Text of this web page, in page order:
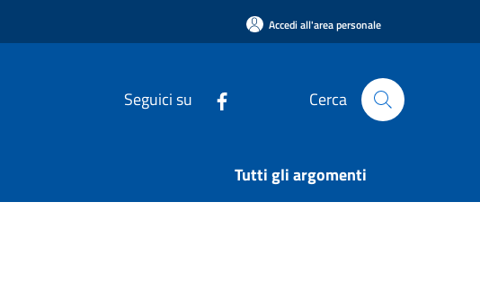
Accedi all'area personale
Seguici su Cerca
Tutti gli argomenti